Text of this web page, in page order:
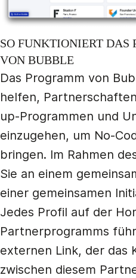
SO FUNKTIONIERT DAS
VON BUBBLE
Das Programm von
helfen,
up-Programmen und
einzugehen, um No-
bringen. Im Rahmen
Sie an einem
einer gemeinsamen
Jedes Profil auf der
Partnerprogramms
externen Link, der das
zwischen diesem